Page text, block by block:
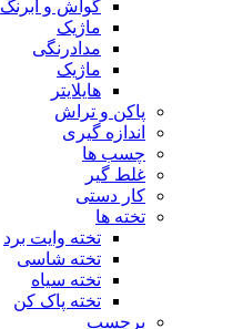
گواش و آبرنگ
ماژیک
مدادرنگی
ماژیک
هایلایتر
پاکن و تراش
اندازه گیری
چسب ها
غلط گیر
کار دستی
تخته ها
تخته وایت برد
تخته شاسی
تخته سیاه
تخته پاک کن
برچسب